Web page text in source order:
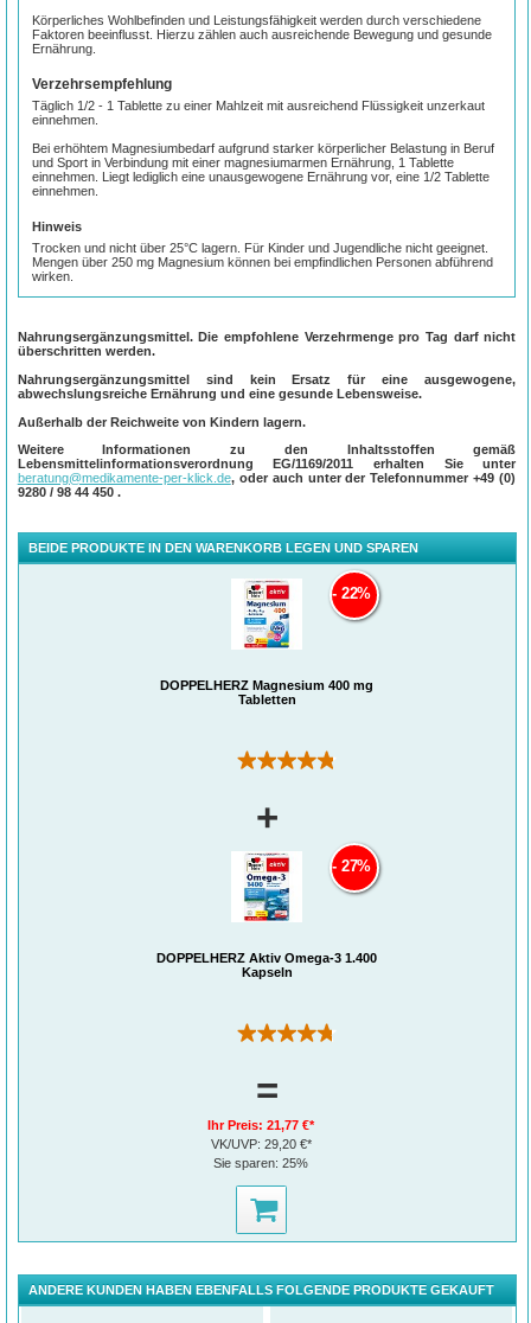
Körperliches Wohlbefinden und Leistungsfähigkeit werden durch verschiedene
Faktoren beeinflusst. Hierzu zählen auch ausreichende Bewegung und gesunde
Ernährung.
Verzehrsempfehlung
Täglich 1/2 - 1 Tablette zu einer Mahlzeit mit ausreichend Flüssigkeit unzerkaut
einnehmen.
Bei erhöhtem Magnesiumbedarf aufgrund starker körperlicher Belastung in Beruf
und Sport in Verbindung mit einer magnesiumarmen Ernährung, 1 Tablette
einnehmen. Liegt lediglich eine unausgewogene Ernährung vor, eine 1/2 Tablette
einnehmen.
Hinweis
Trocken und nicht über 25°C lagern. Für Kinder und Jugendliche nicht geeignet.
Mengen über 250 mg Magnesium können bei empfindlichen Personen abführend
wirken.
Nahrungsergänzungsmittel. Die empfohlene Verzehrmenge pro Tag darf nicht
überschritten werden.
Nahrungsergänzungsmittel sind kein Ersatz für eine ausgewogene,
abwechslungsreiche Ernährung und eine gesunde Lebensweise.
Außerhalb der Reichweite von Kindern lagern.
Weitere Informationen zu den Inhaltsstoffen gemäß
Lebensmittelinformationsverordnung EG/1169/2011 erhalten Sie unter
beratung@medikamente-per-klick.de, oder auch unter der Telefonnummer+49 (0)
9280 / 98 44 450 .
BEIDE PRODUKTE IN DEN WARENKORB LEGEN UND SPAREN
DOPPELHERZ Magnesium 400 mg
Tabletten
(6)
22%
+
DOPPELHERZ Aktiv Omega-3 1.400
Kapseln
(98)
27%
=
Ihr Preis:21,77 €*
VK/UVP: 29,20 €*
Sie sparen:25%
ANDERE KUNDEN HABEN EBENFALLS FOLGENDE PRODUKTE GEKAUFT